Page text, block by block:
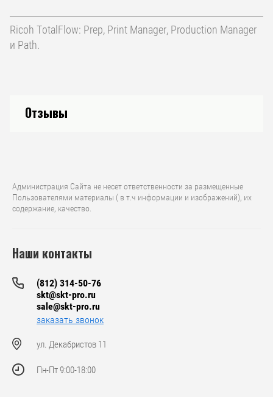
Ricoh TotalFlow: Prep, Print Manager, Production Manager
и Path.
Отзывы
Администрация Сайта не несет ответственности за размещенные
Пользователями материалы ( в т.ч информации и изображений), их
содержание, качество.
Наши контакты
(812) 314-50-76
skt@skt-pro.ru
sale@skt-pro.ru
заказать звонок
ул. Декабристов 11
Пн-Пт 9:00-18:00